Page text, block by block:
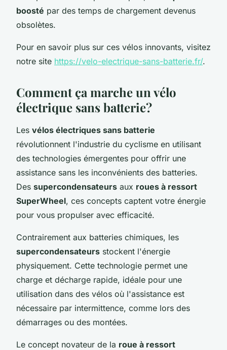
boosté par des temps de chargement devenus
obsolètes.
Pour en savoir plus sur ces vélos innovants, visitez
notre site https://velo-electrique-sans-batterie.fr/.
Comment ça marche un vélo
électrique sans batterie?
Les vélos électriques sans batterie
révolutionnent l'industrie du cyclisme en utilisant
des technologies émergentes pour offrir une
assistance sans les inconvénients des batteries.
Des supercondensateurs aux roues à ressort
SuperWheel, ces concepts captent votre énergie
pour vous propulser avec efficacité.
Contrairement aux batteries chimiques, les
supercondensateurs stockent l'énergie
physiquement. Cette technologie permet une
charge et décharge rapide, idéale pour une
utilisation dans des vélos où l'assistance est
nécessaire par intermittence, comme lors des
démarrages ou des montées.
Le concept novateur de la roue à ressort